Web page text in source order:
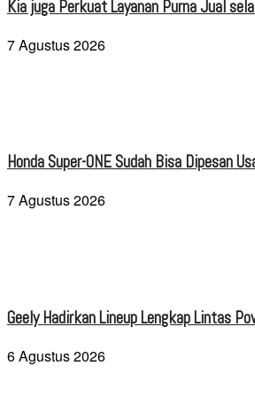
Kia juga Perkuat Layanan Purna Jual
7 Agustus 2026
Honda Super-ONE Sudah Bisa Dipesan
7 Agustus 2026
Geely Hadirkan Lineup Lengkap Lintas
6 Agustus 2026